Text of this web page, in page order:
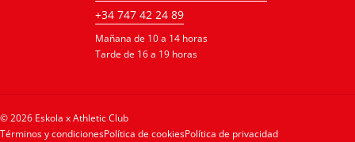
+34 747 42 24 89
Mañana de 10 a 14 horas
Tarde de 16 a 19 horas
© 2026 Eskola x Athletic Club
Términos y condicionesPolítica de cookiesPolítica de privacidad